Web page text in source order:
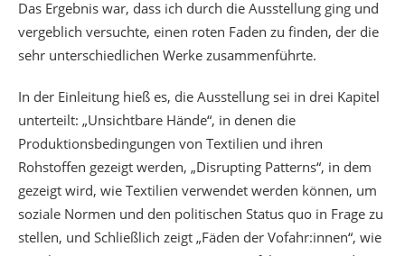
Das Ergebnis war, dass ich durch die Ausstellung ging und
vergeblich versuchte, einen roten Faden zu finden, der die
sehr unterschiedlichen Werke zusammenführte.
In der Einleitung hieß es, die Ausstellung sei in drei Kapitel
unterteilt: „Unsichtbare Hände“, in denen die
Produktionsbedingungen von Textilien und ihren
Rohstoffen gezeigt werden, „Disrupting Patterns“, in dem
gezeigt wird, wie Textilien verwendet werden können, um
soziale Normen und den politischen Status quo in Frage zu
stellen, und Schließlich zeigt „Fäden der Vofahr:innen“, wie